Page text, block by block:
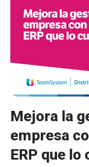
soluciona
Mejora la
empresa
ERP que lo